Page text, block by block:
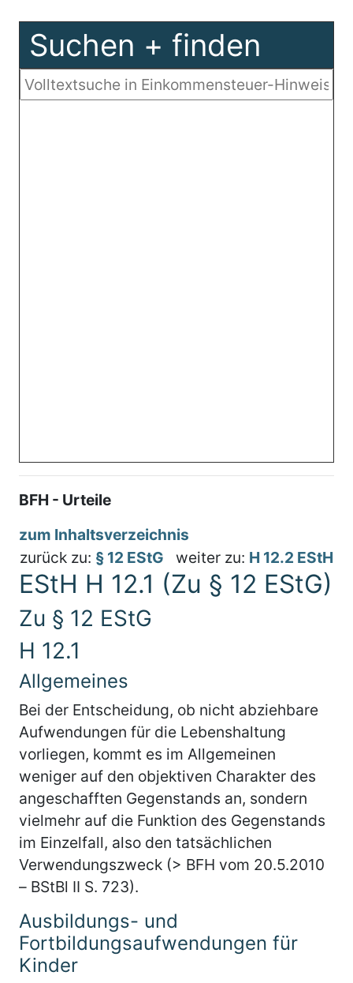
Suchen + finden
BFH - Urteile
zum Inhaltsverzeichnis
zurück zu: § 12 EStG weiter zu: H 12.2 EStH
EStH H 12.1 (Zu § 12 EStG)
Zu § 12 EStG
H 12.1
Allgemeines
Bei der Entscheidung, ob nicht abziehbare
Aufwendungen für die Lebenshaltung
vorliegen, kommt es im Allgemeinen
weniger auf den objektiven Charakter des
angeschafften Gegenstands an, sondern
vielmehr auf die Funktion des Gegenstands
im Einzelfall, also den tatsächlichen
Verwendungszweck (> BFH vom 20.5.2010
– BStBl II S. 723).
Ausbildungs- und
Fortbildungsaufwendungen für
Kinder